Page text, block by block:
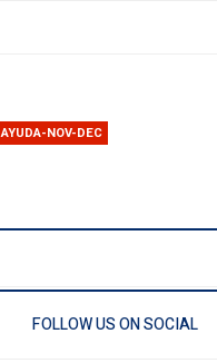
AYUDA-NOV-DEC
FOLLOW US ON SOCIAL